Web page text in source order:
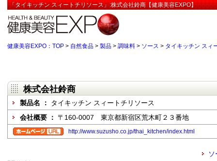
「タイキッチン スィートチリソース」:株式会社鈴商【健康美容EXPO】
健康美容EXPO：TOP > 自然食品 > 製品 > 調味料 > ソース > タイキッチン スィ
株式会社鈴商
製品名 ：
タイキッチン スィートチリソース
会社概要 ： 〒160-0007 東京都新宿区荒木町２３番地
http://www.suzusho.co.jp/thai_kitchen/index.html